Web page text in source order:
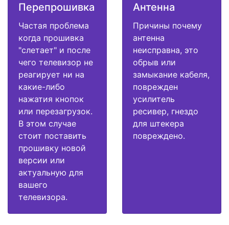
Перепрошивка
Частая проблема
когда прошивка
"слетает" и после
чего телевизор не
реагирует ни на
какие-либо
нажатия кнопок
или перезагрузок.
В этом случае
стоит поставить
прошивку новой
версии или
актуальную для
вашего
телевизора.
Антенна
Причины почему
антенна
неисправна, это
обрыв или
замыкание кабеля,
поврежден
усилитель
ресивер, гнездо
для штекера
повреждено.